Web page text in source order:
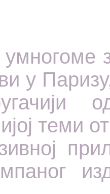
у
теми